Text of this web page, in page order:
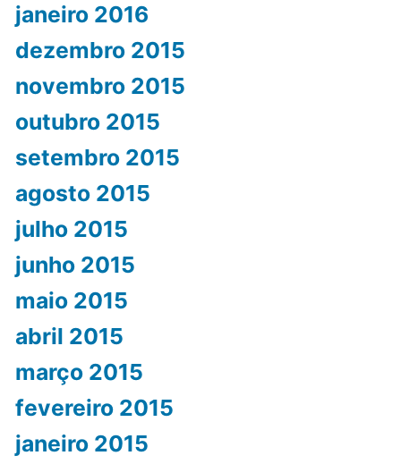
janeiro 2016
dezembro 2015
novembro 2015
outubro 2015
setembro 2015
agosto 2015
julho 2015
junho 2015
maio 2015
abril 2015
março 2015
fevereiro 2015
janeiro 2015